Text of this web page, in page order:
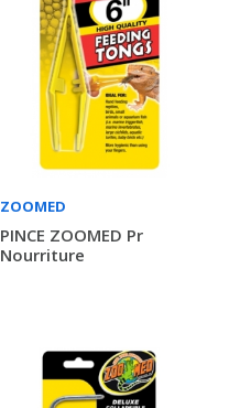
ZOOMED
PINCE ZOOMED Pr
Nourriture